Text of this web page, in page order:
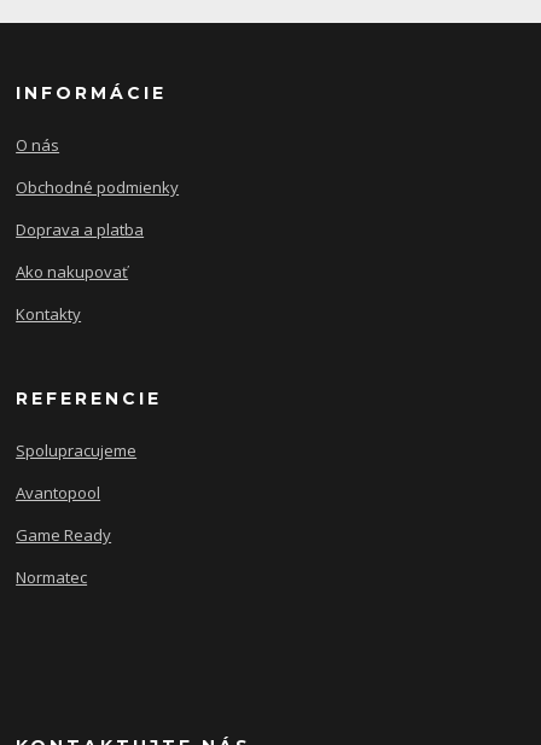
INFORMÁCIE
O nás
Obchodné podmienky
Doprava a platba
Ako nakupovať
Kontakty
REFERENCIE
Spolupracujeme
Avantopool
Game Ready
Normatec